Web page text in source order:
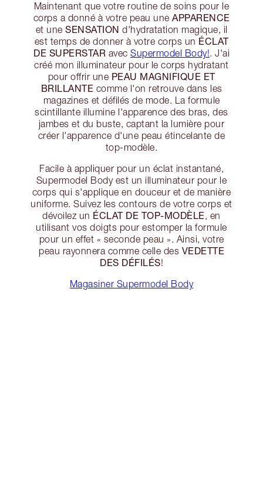
Maintenant que votre routine de soins pour le
corps a donné à votre peau une APPARENCE
et une SENSATION d'hydratation magique, il
est temps de donner à votre corps un ÉCLAT
DE SUPERSTAR avec Supermodel Body!. J'ai
créé mon illuminateur pour le corps hydratant
pour offrir une PEAU MAGNIFIQUE ET
BRILLANTE comme l'on retrouve dans les
magazines et défilés de mode. La formule
scintillante illumine l'apparence des bras, des
jambes et du buste, captant la lumière pour
créer l'apparence d'une peau étincelante de
top-modèle.
Facile à appliquer pour un éclat instantané,
Supermodel Body est un illuminateur pour le
corps qui s'applique en douceur et de manière
uniforme. Suivez les contours de votre corps et
dévoilez un ÉCLAT DE TOP-MODÈLE, en
utilisant vos doigts pour estomper la formule
pour un effet « seconde peau ». Ainsi, votre
peau rayonnera comme celle des VEDETTE
DES DÉFILÉS!
Magasiner Supermodel Body